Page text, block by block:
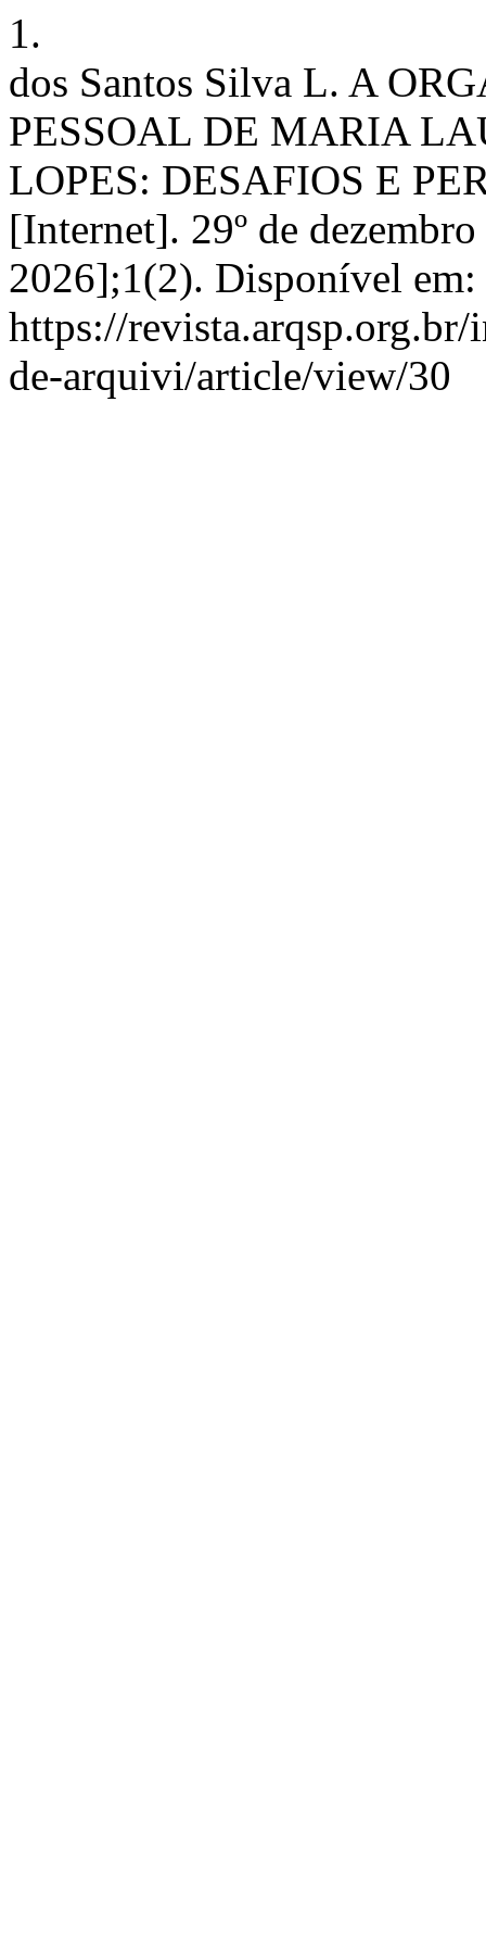
1.
dos Santos Silva L. A
PESSOAL DE MARIA
LOPES: DESAFIOS E
[Internet]. 29º de
2026];1(2). Disponível em:
https://revista.arqsp.org.br/
de-arquivi/article/view/30